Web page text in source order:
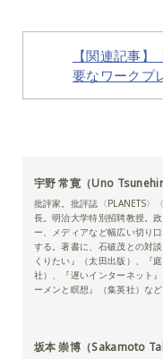
【関連記事
要なワークプ
宇野 常寛（Uno
批評家。批評誌〈PLANETS〉
長。明治大学特別招聘教授。
ー、メディアなど幅広い切り
する。著書に、石破茂との対
くりたい』（太田出版）、『
社）、『遅いインターネット
ーメンと瞑想』（集英社）など
坂本 崇博（Sakamoto